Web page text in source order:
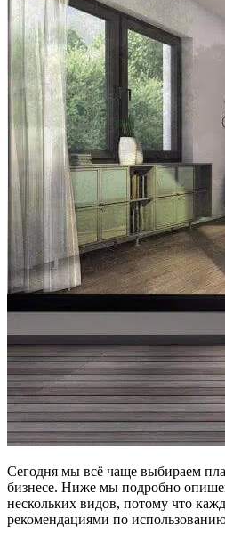
Сегодня мы всё чаще выбираем
бизнесе. Ниже мы подробно
нескольких видов, потому что
рекомендациями по